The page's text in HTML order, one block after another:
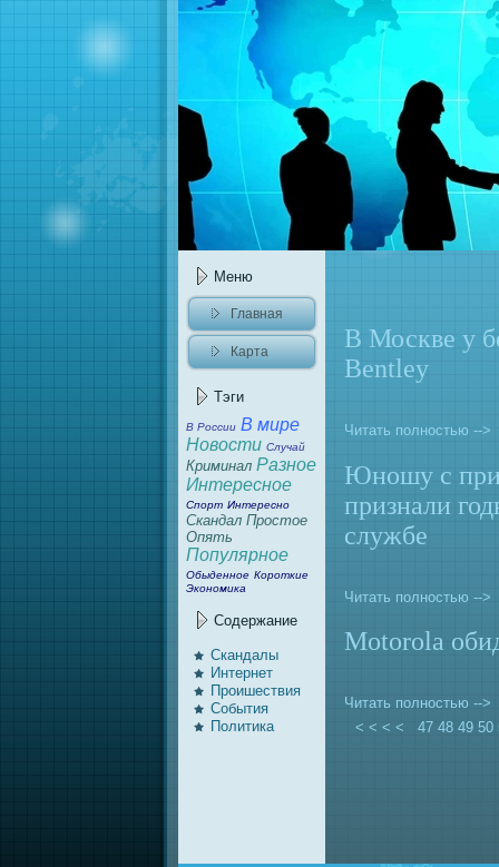
Меню
Главнaя
Карта
Тэги
В России В мире
Новости Случай
Криминaл Разное
Интересное
Спорт Интересно
Скандал Простое
Опять
Популярное
Обыденное Короткие
Экономика
Содержание
Скандалы
Интернeт
Проишествия
События
Политика
В Москве у
Bentley
Читать полностью -->
Юношу с
признaли
службе
Читать полностью -->
Motorola
Читать полностью -->
< < < <
47 48 49 50